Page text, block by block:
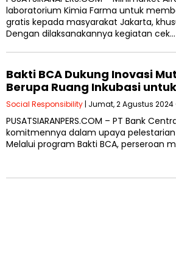
laboratorium Kimia Farma untuk
gratis kepada masyarakat Jakarta,
Dengan dilaksanakannya kegiatan cek…
Bakti BCA Dukung Inovasi
Berupa Ruang Inkubasi
Social Responsibility | Jumat, 2 Agustus 2024
PUSATSIARANPERS.COM – PT Bank
komitmennya dalam upaya
Melalui program Bakti BCA, perseroan